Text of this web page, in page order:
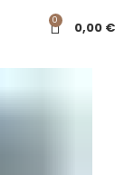
0 0,00 €